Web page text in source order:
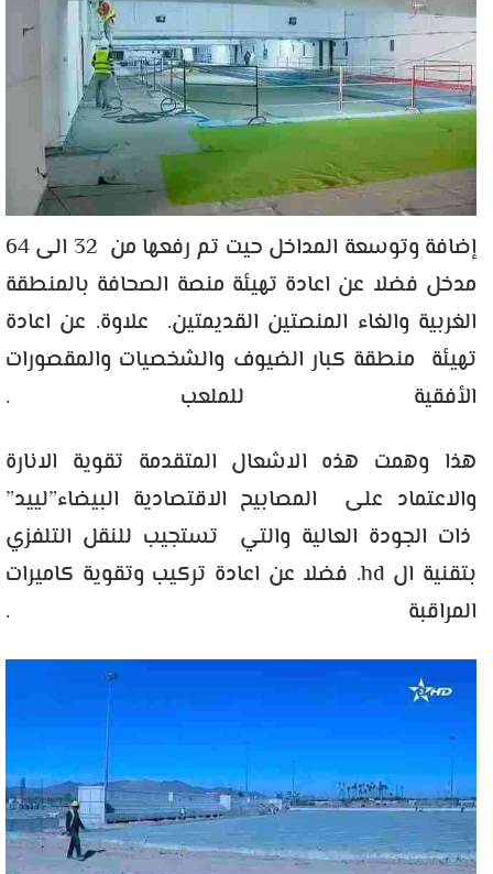
إضافة وتوسعة المداخل حيت تم رفعها من 32 الى 64
مدخل فضلا عن اعادة تهيئة منصة الصحافة بالمنطقة
الغربية والغاء المنصتين القديمتين. علاوة. عن اعادة
تهيئة منطقة كبار الضيوف والشخصيات والمقصورات
الأفقية للملعب .
هذا وهمت هذه الاشعال المتقدمة تقوية الانارة
والاعتماد على المصابيح الاقتصادية البيضاء”لييد”
ذات الجودة العالية والتي تستجيب للنقل التلفزي
بتقنية ال hd. فضلا عن اعادة تركيب وتقوية كاميرات
المراقبة .